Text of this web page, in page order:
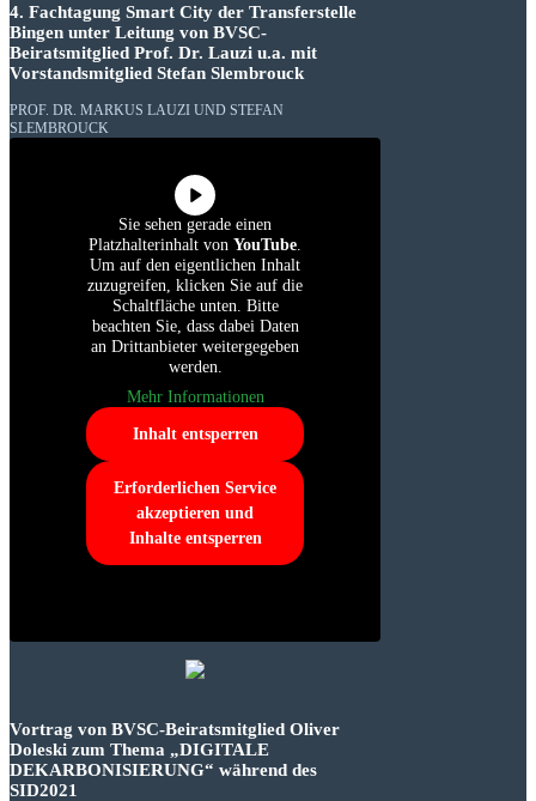
4. Fachtagung Smart City der Transferstelle
Bingen unter Leitung von BVSC-
Beiratsmitglied Prof. Dr. Lauzi u.a. mit
Vorstandsmitglied Stefan Slembrouck
PROF. DR. MARKUS LAUZI UND STEFAN
SLEMBROUCK
Sie sehen gerade einen
Platzhalterinhalt von YouTube
Um auf den eigentlichen Inhalt
zuzugreifen, klicken Sie auf die
Schaltfläche unten. Bitte
beachten Sie, dass dabei Daten
an Drittanbieter weitergegeben
werden.
Mehr Informationen
Inhalt entsperren
Erforderlichen Service
akzeptieren und
Inhalte entsperren
Vortrag von BVSC-Beiratsmitglied Oliver
Doleski zum Thema „DIGITALE
DEKARBONISIERUNG“ während des
SID2021